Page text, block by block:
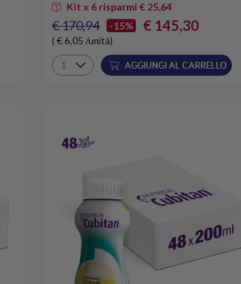
Kit x 6 risparmi € 25,64
€ 170,94 -15% € 145,30
( € 6,05 /unità)
AGGIUNGI AL CARRELLO